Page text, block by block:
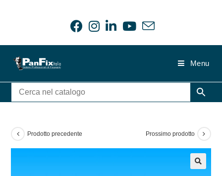
Menu
Prodotto precedente Prossimo prodotto